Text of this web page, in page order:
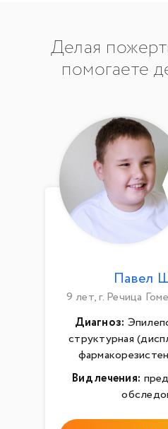
Делая
помогаете
Павел
9 лет, г. Речица
Диагноз:
структурная
Вид лечения: